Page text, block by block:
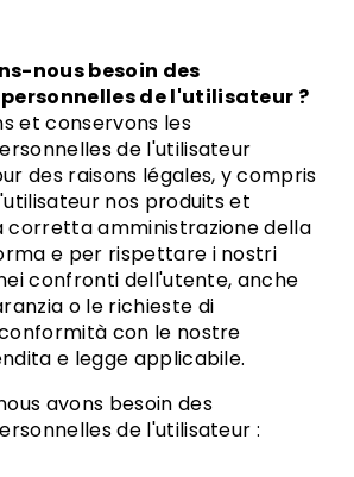
nous besoin des
de l'utilisateur ?
et conservons les
de l'utilisateur
des raisons légales, y compris
nos produits et
corretta amministrazione della
e per rispettare i nostri
confronti dell'utente, anche
o le richieste di
con le nostre
e legge applicabile.
avons besoin des
de l'utilisateur :